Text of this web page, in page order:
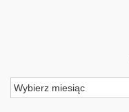
Archiwa